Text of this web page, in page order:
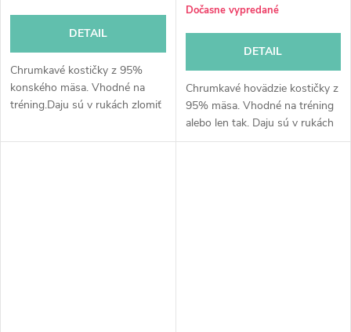
DETAIL
Chrumkavé kostičky z 95%
konského mäsa. Vhodné na
tréning.Daju sú v rukách zlomiť
aj pri kŕmení BARF.
cena:
Dočasne vypredané
DETAIL
Chrumkavé hovädzie kostičky z
95% mäsa. Vhodné na tréning
alebo len tak. Daju sú v rukách
zlomiť na ešte menšie kúsky.